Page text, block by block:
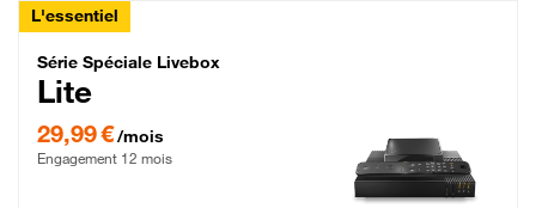
L'essentiel
Série Spéciale Livebox Lite Fibre
Série Spéciale Livebox
Lite
29,99 €/mois
Engagement 12 mois